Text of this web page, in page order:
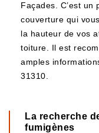
Façades. C’est un
couverture qui
la hauteur de vos
toiture. Il est
amples
31310.
La recherche
fumigènes